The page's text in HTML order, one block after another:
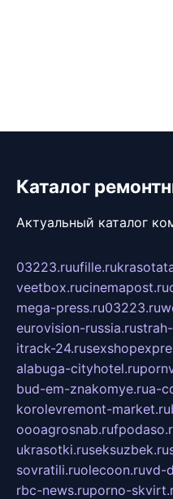
Каталог
Актуальный каталог
03223.ruufille.ru
veetbox.rucinemapost.ru
mega-press.ru03223.ru
eurovision-russia.ru
itrack-24.ru
alabuga-cityhotel.ru
bud-em-znakomye.rua-
korolevremont-market.ru
oooagrosnab.ru
ukrasotki.ruseksuzbek.ru
sovratili.ruolecoon.ruvd-
rbc-news.ruporno-